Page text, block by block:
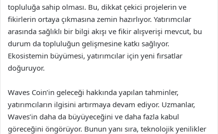
topluluğa sahip olması. Bu, dikkat çekici projelerin ve
fikirlerin ortaya çıkmasına zemin hazırlıyor. Yatırımcılar
arasında sağlıklı bir bilgi akışı ve fikir alışverişi mevcut, bu
durum da topluluğun gelişmesine katkı sağlıyor.
Ekosistemin büyümesi, yatırımcılar için yeni fırsatlar
doğuruyor.
Waves Coin’in geleceği hakkında yapılan tahminler,
yatırımcıların ilgisini artırmaya devam ediyor. Uzmanlar,
Waves’in daha da büyüyeceğini ve daha fazla kabul
göreceğini öngörüyor. Bunun yanı sıra, teknolojik yenilikler